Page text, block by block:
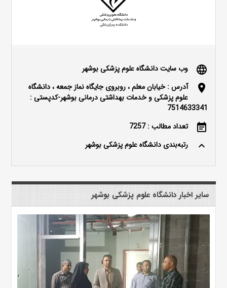
language وب سایت دانشگاه علوم پزشکی بوشهر
location_on
آدرس : خیابان معلم ، روبروی جایگاه نماز جمعه ، دانشگاه
علوم پزشکی و خدمات بهداشتی درمانی بوشهر-کدپستی :
7514633341
event_note تعداد مطالب : 7257
keyboard_arrow_up رتبه‌بندی دانشگاه علوم پزشکی بوشهر
سایر اخبار دانشگاه علوم پزشکی بوشهر